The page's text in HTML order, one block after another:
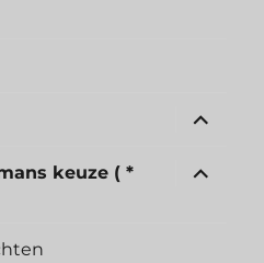
keuze ( *